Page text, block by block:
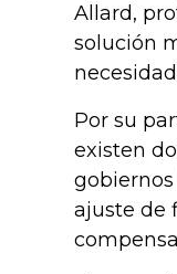
Allard,
solución
Por su
existen
gobiernos
ajuste de